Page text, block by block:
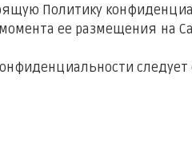
Политику
ее размещения на
следует